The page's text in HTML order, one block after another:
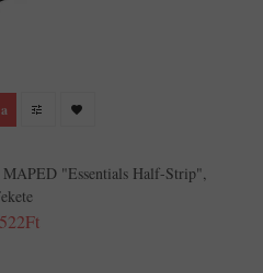
"Essentials Half-Strip",